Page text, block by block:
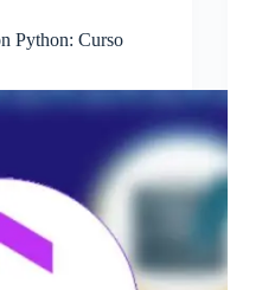
Python: Curso